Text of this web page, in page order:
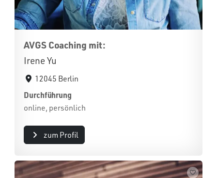
AVGS Coaching mit:
Irene Yu
12045 Berlin
Durchführung
online, persönlich
zum Profil